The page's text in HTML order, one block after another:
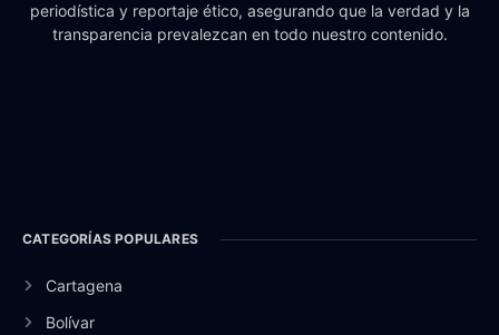
periodística y reportaje ético, asegurando que la verdad y la
transparencia prevalezcan en todo nuestro contenido.
CATEGORÍAS POPULARES
Cartagena
Bolívar